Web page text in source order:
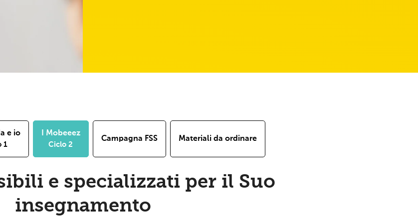
e io
1
I Mobeeez
Ciclo 2
Campagna FSS Materiali da ordinare
e specializzati per il Suo
insegnamento